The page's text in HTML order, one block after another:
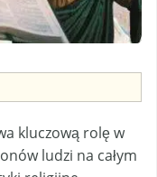
kluczową rolę w
ludzi na całym